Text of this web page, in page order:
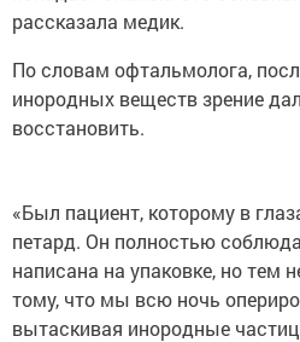
рассказала медик.
По словам офтальмолога,
инородных веществ зрение
восстановить.
«Был пациент, которому в
петард. Он полностью
написана на упаковке, но тем
тому, что мы всю ночь
вытаскивая инородные